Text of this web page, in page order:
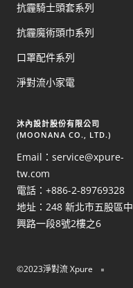
抗霾騎士頭套系列
抗霾魔術頭巾系列
口罩配件系列
淨對流小家電
​沐內設計股份有限公司
(MOONANA CO., LTD.)
Email：service@xpure-
tw.com
電話：+886-2-89769328
地址：248 新北市五股區中
興路一段8號2樓之6
©2023淨對流 Xpure